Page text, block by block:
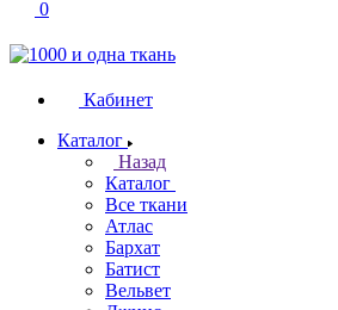
0
Кабинет
Каталог
Назад
Каталог
Все ткани
Атлас
Бархат
Батист
Вельвет